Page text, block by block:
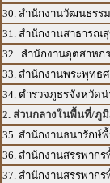
30. สำนักงานวัฒนธรร
31. สำนักงานสาธารณ
32. สำนักงานอุตสาหก
33. สำนักงานพระพุทธ
34. ตำรวจภูธรจังหวัด
2. ส่วนกลางในพื้นที่/ภู
35. สำนักงานธนารักษ์
36. สำนักงานสรรพาก
37. สำนักงานสรรพาก